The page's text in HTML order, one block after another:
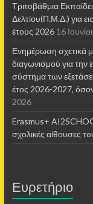
Τριτοβάθμια
Δελτίου(Π.Μ.Δ.) για
έτους 2026 16
Ενημέρωση σχετικά
διαγωνισμού για την
σύστημα των
έτος 2026-2027,
2026
Erasmus+
σχολικές αίθουσες
Ευρετήριο